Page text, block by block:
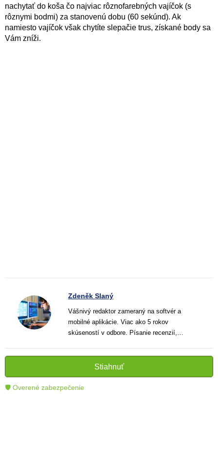
nachytať do koša čo najviac rôznofarebných vajíčok (s
rôznymi bodmi) za stanovenú dobu (60 sekúnd). Ak
namiesto vajíčok však chytíte slepačie trus, získané body sa
Vám zníži.
Zdeněk Slaný
Vášnivý redaktor zameraný na softvér a
mobilné aplikácie. Viac ako 5 rokov
skúseností v odbore. Písanie recenzií,
informatívnych textov, ktoré pomáhajú
čitateľom lepšie porozumieť a využiť moderné
technológie.
Stiahnuť
🛡 Overené zabezpečenie